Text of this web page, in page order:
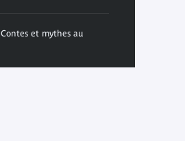
Contes et mythes au